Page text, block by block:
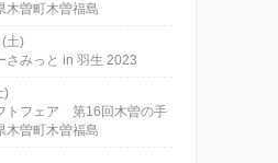
木曽町木曽福島
土)
さみっと in 羽生 2023
)
トフェア 第16回木曽の手
木曽町木曽福島